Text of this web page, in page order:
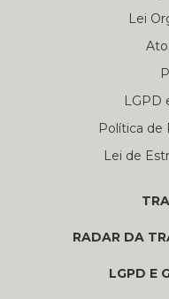
Lei
LGPD
Política de
Lei de
RADAR DA
LGPD E